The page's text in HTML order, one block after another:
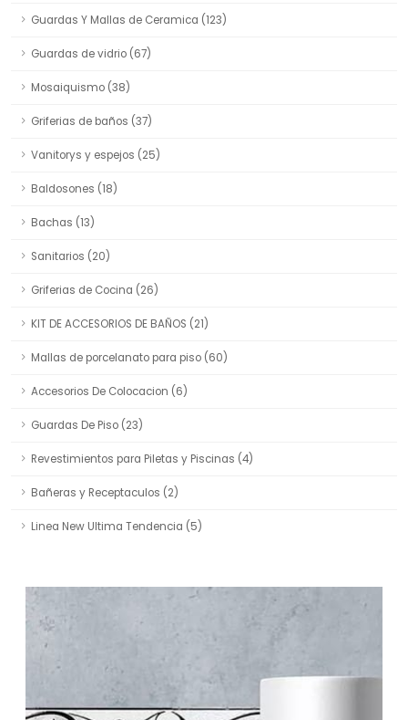
Guardas Y Mallas de Ceramica (123)
Guardas de vidrio (67)
Mosaiquismo (38)
Griferias de baños (37)
Vanitorys y espejos (25)
Baldosones (18)
Bachas (13)
Sanitarios (20)
Griferias de Cocina (26)
KIT DE ACCESORIOS DE BAÑOS (21)
Mallas de porcelanato para piso (60)
Accesorios De Colocacion (6)
Guardas De Piso (23)
Revestimientos para Piletas y Piscinas (4)
Bañeras y Receptaculos (2)
Linea New Ultima Tendencia (5)